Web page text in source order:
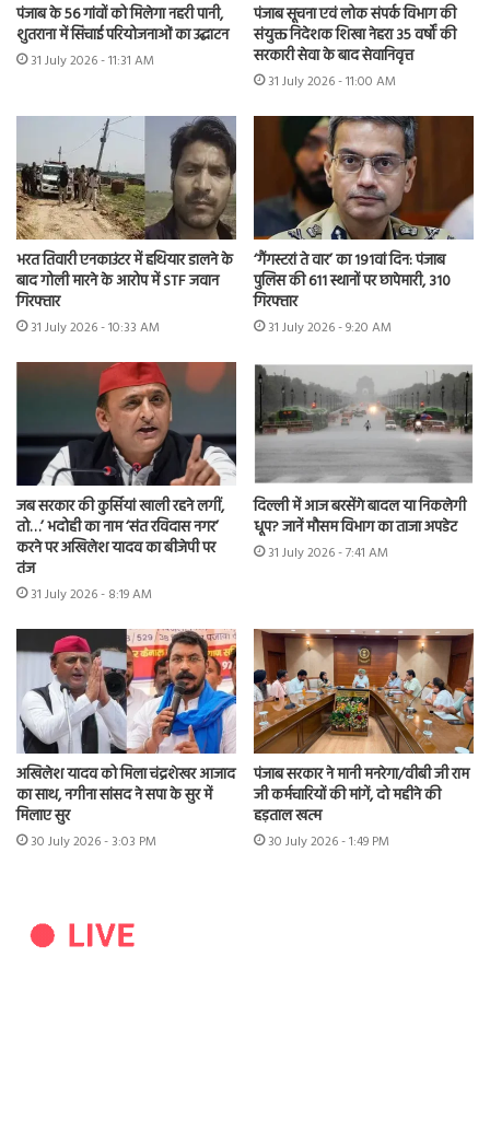
पंजाब के 56 गांवों को मिलेगा नहरी पानी,
शुतराना में सिंचाई परियोजनाओं का उद्घाटन
31 July 2026 - 11:31 AM
पंजाब सूचना एवं लोक संपर्क विभाग की
संयुक्त निदेशक शिखा नेहरा 35 वर्षों की
सरकारी सेवा के बाद सेवानिवृत्त
31 July 2026 - 11:00 AM
भरत तिवारी एनकाउंटर में हथियार डालने के
बाद गोली मारने के आरोप में STF जवान
गिरफ्तार
31 July 2026 - 10:33 AM
‘गैंगस्टरां ते वार’ का 191वां दिन: पंजाब
पुलिस की 611 स्थानों पर छापेमारी, 310
गिरफ्तार
31 July 2026 - 9:20 AM
जब सरकार की कुर्सियां खाली रहने लगीं,
तो…’ भदोही का नाम ‘संत रविदास नगर’
करने पर अखिलेश यादव का बीजेपी पर
तंज
31 July 2026 - 8:19 AM
दिल्ली में आज बरसेंगे बादल या निकलेगी
धूप? जानें मौसम विभाग का ताजा अपडेट
31 July 2026 - 7:41 AM
अखिलेश यादव को मिला चंद्रशेखर आजाद
का साथ, नगीना सांसद ने सपा के सुर में
मिलाए सुर
30 July 2026 - 3:03 PM
पंजाब सरकार ने मानी मनरेगा/वीबी जी राम
जी कर्मचारियों की मांगें, दो महीने की
हड़ताल खत्म
30 July 2026 - 1:49 PM